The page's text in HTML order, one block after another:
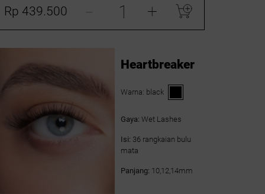
Rp 439.500 +
Heartbreaker
Warna: black
Gaya: Wet Lashes
Isi: 36 rangkaian bulu
mata
Panjang: 10,12,14mm